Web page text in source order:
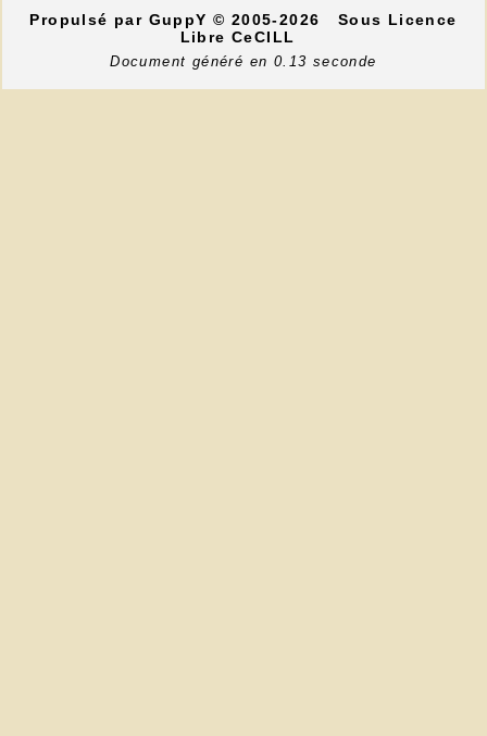
Propulsé par GuppY© 2005-2026
Sous Licence
Libre CeCILL
Document généré en 0.13 seconde